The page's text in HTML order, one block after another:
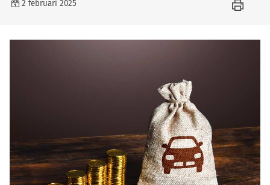
2 februari 2025